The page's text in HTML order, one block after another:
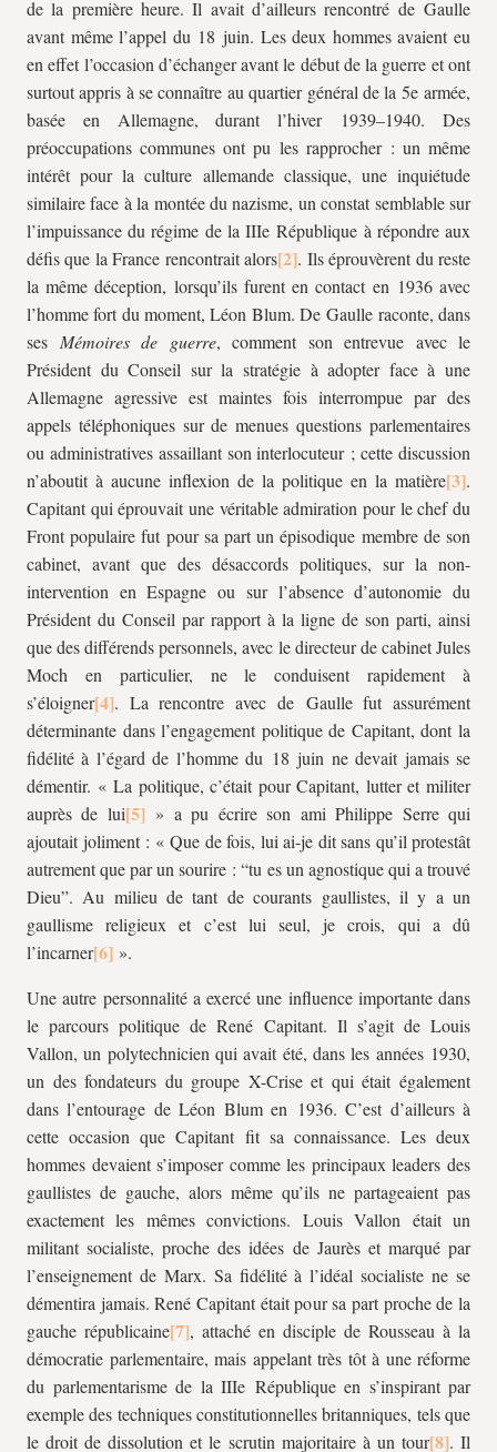
de la première heure. Il avait d’ailleurs rencontré de Gaulle
avant même l’appel du 18 juin. Les deux hommes avaient eu
en effet l’occasion d’échanger avant le début de la guerre et ont
surtout appris à se connaître au quartier général de la 5e armée,
basée en Allemagne, durant l’hiver 1939–1940. Des
préoccupations communes ont pu les rapprocher : un même
intérêt pour la culture allemande classique, une inquiétude
similaire face à la montée du nazisme, un constat semblable sur
l’impuissance du régime de la IIIe République à répondre aux
défis que la France rencontrait alors
. Ils éprouvèrent du reste
la même déception, lorsqu’ils furent en contact en 1936 avec
l’homme fort du moment, Léon Blum. De Gaulle raconte, dans
ses Mémoires de guerre, comment son entrevue avec le
Président du Conseil sur la stratégie à adopter face à une
Allemagne agressive est maintes fois interrompue par des
appels téléphoniques sur de menues questions parlementaires
ou administratives assaillant son interlocuteur ; cette discussion
n’aboutit à aucune inflexion de la politique en la matière
.
Capitant qui éprouvait une véritable admiration pour le chef du
Front populaire fut pour sa part un épisodique membre de son
cabinet, avant que des désaccords politiques, sur la non-
intervention en Espagne ou sur l’absence d’autonomie du
Président du Conseil par rapport à la ligne de son parti, ainsi
que des différends personnels, avec le directeur de cabinet Jules
Moch en particulier, ne le conduisent rapidement à
s’éloigner
. La rencontre avec de Gaulle fut assurément
déterminante dans l’engagement politique de Capitant, dont la
fidélité à l’égard de l’homme du 18 juin ne devait jamais se
démentir. « La politique, c’était pour Capitant, lutter et militer
auprès de lui
» a pu écrire son ami Philippe Serre qui
ajoutait joliment : « Que de fois, lui ai-je dit sans qu’il protestât
autrement que par un sourire : “tu es un agnostique qui a trouvé
Dieu”. Au milieu de tant de courants gaullistes, il y a un
gaullisme religieux et c’est lui seul, je crois, qui a dû
l’incarner
».
Une autre personnalité a exercé une influence importante dans
le parcours politique de René Capitant. Il s’agit de Louis
Vallon, un polytechnicien qui avait été, dans les années 1930,
un des fondateurs du groupe X-Crise et qui était également
dans l’entourage de Léon Blum en 1936. C’est d’ailleurs à
cette occasion que Capitant fit sa connaissance. Les deux
hommes devaient s’imposer comme les principaux leaders des
gaullistes de gauche, alors même qu’ils ne partageaient pas
exactement les mêmes convictions. Louis Vallon était un
militant socialiste, proche des idées de Jaurès et marqué par
l’enseignement de Marx. Sa fidélité à l’idéal socialiste ne se
démentira jamais. René Capitant était pour sa part proche de la
gauche républicaine
, attaché en disciple de Rousseau à la
démocratie parlementaire, mais appelant très tôt à une réforme
du parlementarisme de la IIIe République en s’inspirant par
exemple des techniques constitutionnelles britanniques, tels que
le droit de dissolution et le scrutin majoritaire à un tour
. Il